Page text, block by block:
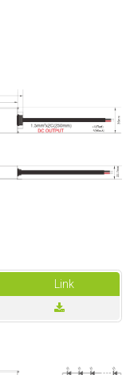
Link